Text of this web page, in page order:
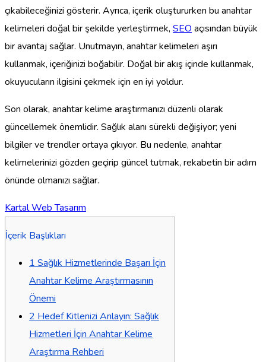
çıkabileceğinizi gösterir. Ayrıca, içerik oluştururken bu anahtar
kelimeleri doğal bir şekilde yerleştirmek, SEO açısından büyük
bir avantaj sağlar. Unutmayın, anahtar kelimeleri aşırı
kullanmak, içeriğinizi boğabilir. Doğal bir akış içinde kullanmak,
okuyucuların ilgisini çekmek için en iyi yoldur.
Son olarak, anahtar kelime araştırmanızı düzenli olarak
güncellemek önemlidir. Sağlık alanı sürekli değişiyor; yeni
bilgiler ve trendler ortaya çıkıyor. Bu nedenle, anahtar
kelimelerinizi gözden geçirip güncel tutmak, rekabetin bir adım
önünde olmanızı sağlar.
Kartal Web Tasarım
İçerik Başlıkları
1 Sağlık Hizmetlerinde Başarı İçin
Anahtar Kelime Araştırmasının
Önemi
2 Hedef Kitlenizi Anlayın: Sağlık
Hizmetleri İçin Anahtar Kelime
Araştırma Rehberi